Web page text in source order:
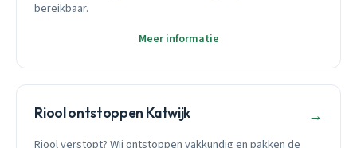
bereikbaar.
Meer informatie
Riool ontstoppen Katwijk →
Riool verstopt? Wij ontstoppen vakkundig en pakken de